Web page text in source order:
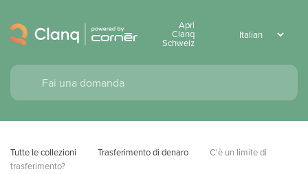
Apri
Clanq
Schweiz
Tutte le collezioni Trasferimento di denaro
C'è un limite di
trasferimento?